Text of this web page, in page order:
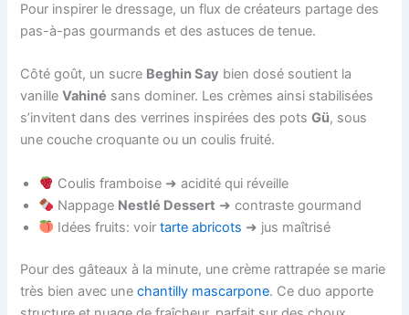
Pour inspirer le dressage, un flux de créateurs partage des
pas-à-pas gourmands et des astuces de tenue.
Côté goût, un sucre Beghin Say bien dosé soutient la
vanilleVahiné sans dominer. Les crèmes ainsi stabilisées
s’invitent dans des verrines inspirées des potsGü, sous
une couche croquante ou un coulis fruité.
Coulis framboise ➜ acidité qui réveille
Nappage Nestlé Dessert ➜ contraste gourmand
Idées fruits: voirtarte abricots ➜ jus maîtrisé
Pour des gâteaux à la minute, une crème rattrapée se marie
très bien avec unechantilly mascarpone. Ce duo apporte